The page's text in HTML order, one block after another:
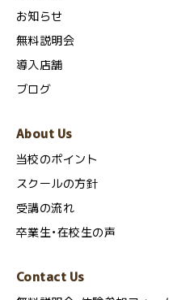
お知らせ
無料説明会
導入店舗
ブログ
About Us
当校のポイント
スクールの方針
受講の流れ
卒業生・在校生の声
Contact Us